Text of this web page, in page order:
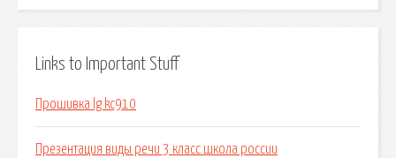
Links to Important Stuff
Прошивка lg kc910
Презентация виды речи 3 класс школа россии